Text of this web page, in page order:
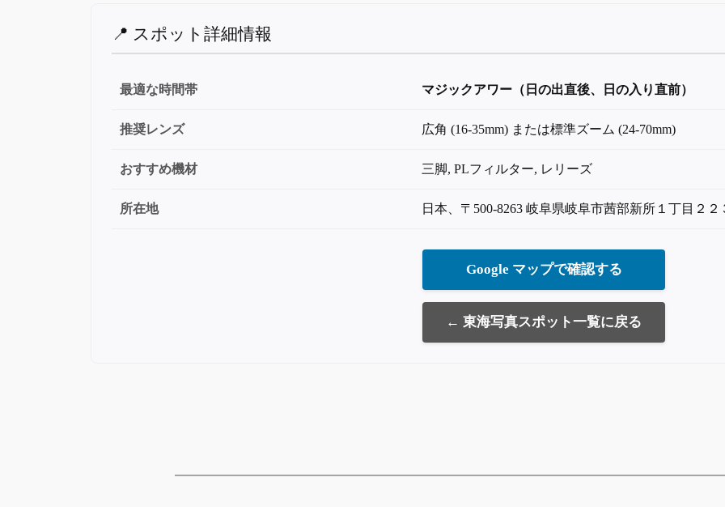
📍 スポット詳細情報
最適な時間帯 マジックアワー（日の出直後、日の入り直前）
推奨レンズ 広角 (16-35mm) または標準ズーム (24-70mm)
おすすめ機材 三脚, PLフィルター, レリーズ
所在地 日本、〒500-8263 岐阜県岐阜市茜部新所１丁目２２
Google マップで確認する
← 東海写真スポット一覧に戻る